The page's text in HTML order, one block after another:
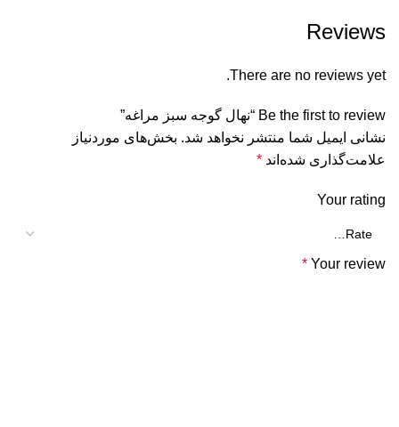
Reviews
There are no reviews yet.
Be the first to review “نهال گوجه سبز مراغه”
نشانی ایمیل شما منتشر نخواهد شد. بخش‌های موردنیاز
علامت‌گذاری شده‌اند *
Your rating
Your review
*